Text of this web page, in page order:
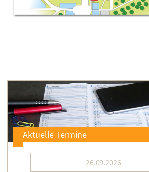
Aktuelle Termine
26.09.2026